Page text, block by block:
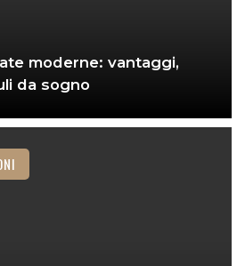
moderne: vantaggi,
da sogno